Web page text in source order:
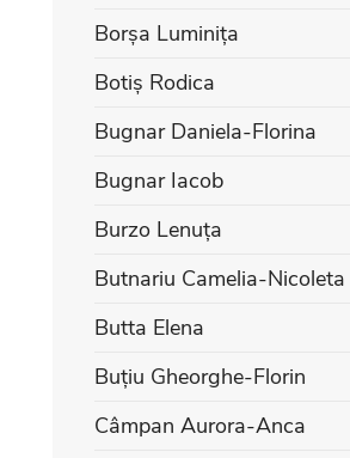
Borșa Luminița
Botiș Rodica
Bugnar Daniela-Florina
Bugnar Iacob
Burzo Lenuța
Butnariu Camelia-Nicoleta
Butta Elena
Buțiu Gheorghe-Florin
Câmpan Aurora-Anca